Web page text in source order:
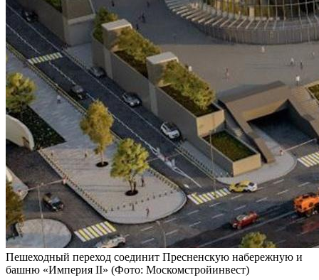
Пешеходный переход соединит Пресненскую набережную и
башню «Империя II» (Фото: Москомстройинвест)